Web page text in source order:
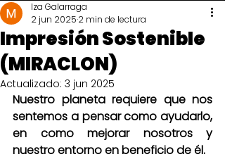
Impresión Sostenible
(MIRACLON)
Iza Galarraga
2 jun 2025 2 min de lectura
Actualizado: 3 jun 2025
Nuestro planeta requiere que nos
sentemos a pensar como ayudarlo,
en como mejorar nosotros y
nuestro entorno en beneficio de él.